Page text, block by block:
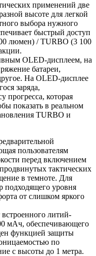
применений две
высоте для легкой
выбора нужного
быстрый доступ
люмен) / TURBO (3 100
OLED-дисплеем, на
батареи,
На OLED-дисплее
заряда,
прогресса, которая
показать в реальном
TURBO и
пользователям
перед включением
тактических
в темноте. Для
подходящего уровня
от слишком яркого
литий-
мАч, обеспечивающего
функцией защиты
по
с высоты до 1 метра.